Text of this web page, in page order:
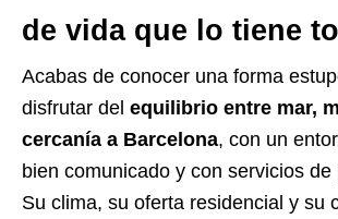
de vida que lo tiene
Acabas de conocer una forma
disfrutar del equilibrio entre mar,
cercanía a Barcelona, con un
bien comunicado y con servicios de
Su clima, su oferta residencial y su